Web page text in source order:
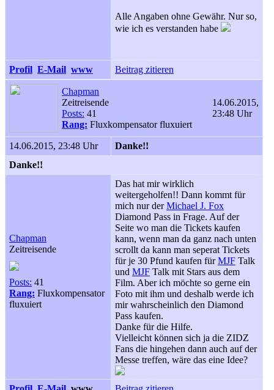
Alle Angaben ohne Gewähr. Nur so,
wie ich es verstanden habe
Profil E-Mail www Beitrag zitieren
Chapman
Zeitreisende
Posts: 41
Rang: Fluxkompensator fluxuiert
14.06.2015,
23:48 Uhr
14.06.2015, 23:48 Uhr
Danke!!
Danke!!
Chapman
Zeitreisende
Posts: 41
Rang: Fluxkompensator
fluxuiert
Das hat mir wirklich
weitergeholfen!! Dann kommt für
mich nur derMichael J. Fox
Diamond Pass in Frage. Auf der
Seite wo man die Tickets kaufen
kann, wenn man da ganz nach unten
scrollt da kann man seperat Tickets
für je 30 Pfund kaufen fürMJF Talk
und MJF Talk mit Stars aus dem
Film. Aber ich möchte so gerne ein
Foto mit ihm und deshalb werde ich
mir wahrscheinlich den Diamond
Pass kaufen.
Danke für die Hilfe.
Vielleicht können sich ja die ZIDZ
Fans die hingehen dann auch auf der
Messe treffen, wäre das eine Idee?